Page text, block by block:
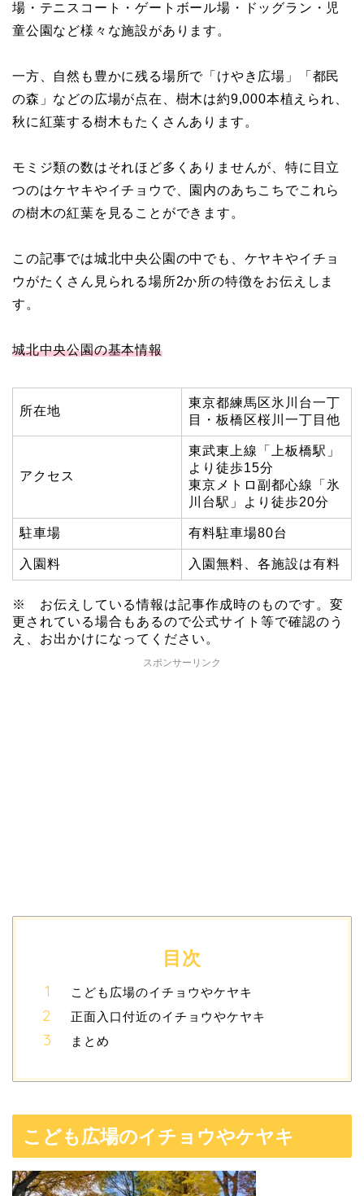
場・テニスコート・ゲートボール場・ドッグラン・児
童公園など様々な施設があります。
一方、自然も豊かに残る場所で「けやき広場」「都民
の森」などの広場が点在、樹木は約9,000本植えられ、
秋に紅葉する樹木もたくさんあります。
モミジ類の数はそれほど多くありませんが、特に目立
つのはケヤキやイチョウで、園内のあちこちでこれら
の樹木の紅葉を見ることができます。
この記事では城北中央公園の中でも、ケヤキやイチョ
ウがたくさん見られる場所2か所の特徴をお伝えしま
す。
城北中央公園の基本情報
所在地
東京都練馬区氷川台一丁
目・板橋区桜川一丁目他
アクセス
東武東上線「上板橋駅」
より徒歩15分
東京メトロ副都心線「氷
川台駅」より徒歩20分
駐車場 有料駐車場80台
入園料 入園無料、各施設は有料
※ お伝えしている情報は記事作成時のものです。変
更されている場合もあるので公式サイト等で確認のう
え、お出かけになってください。
スポンサーリンク
目次
こども広場のイチョウやケヤキ
正面入口付近のイチョウやケヤキ
まとめ
こども広場のイチョウやケヤキ